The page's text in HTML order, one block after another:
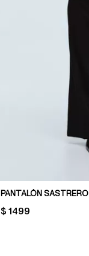
PANTALÓN SASTRERO
PRICE:
$ 1499